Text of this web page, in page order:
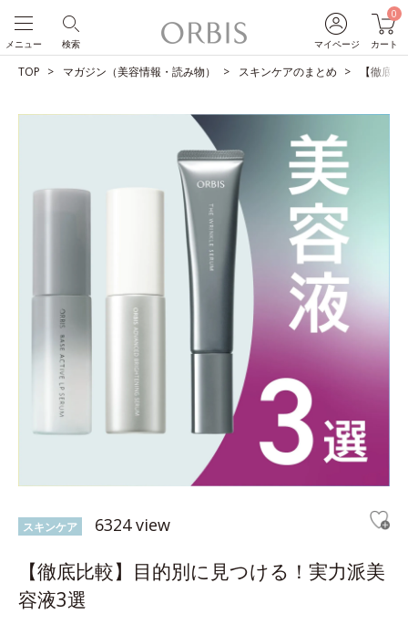
マイページ
0
カート
検索
メニュー
TOP マガジン（美容情報・読み物） スキンケアのまとめ 【徹底
スキンケア 6324 view
【徹底比較】目的別に見つける！実力派美
容液3選